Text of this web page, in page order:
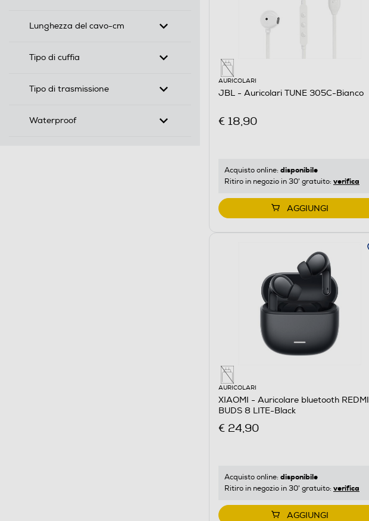
Lunghezza del cavo-cm
Tipo di cuffia
Tipo di trasmissione
Waterproof
AURICOLARI
JBL - Auricolari TUNE 305C-Bianco
€ 18,90
Acquisto online: disponibile
Ritiro in negozio in 30' gratuito: verifica
AGGIUNGI
AURICOLARI
XIAOMI - Auricolare bluetooth REDMI
BUDS 8 LITE-Black
€ 24,90
Acquisto online: disponibile
Ritiro in negozio in 30' gratuito: verifica
AGGIUNGI